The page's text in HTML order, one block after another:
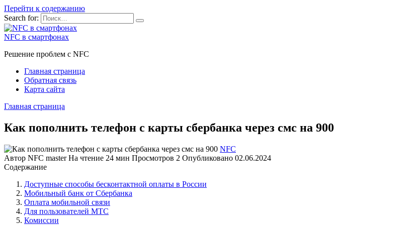
Перейти к содержанию
Search for:
NFC в смартфонах
Решение проблем с NFC
Главная страница
Обратная связь
Карта сайта
Главная страница
Как пополнить телефон с карты сбербанка через смс на 900
NFC
Автор NFC master На чтение 24 мин Просмотров 2 Опубликовано 02.06.2024
Содержание
Доступные способы бесконтактной оплаты в России
Мобильный банк от Сбербанка
Оплата мобильной связи
Для пользователей МТС
Комиссии